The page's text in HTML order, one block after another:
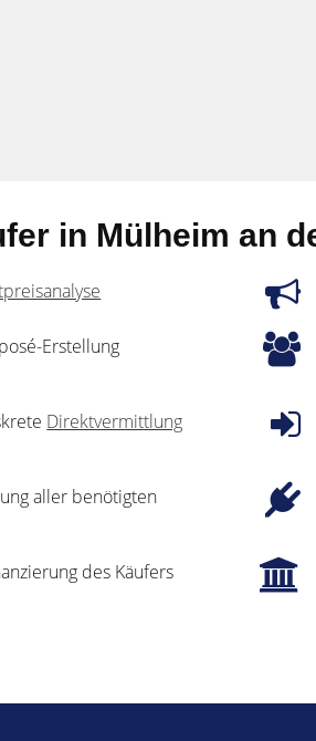
in Mülheim an
Erstellung
Direktvermittlung
aller benötigten
des Käufers